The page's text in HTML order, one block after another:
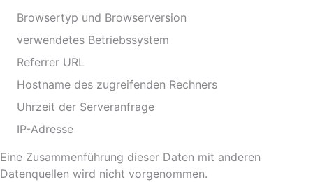
Browsertyp und Browserversion
verwendetes Betriebssystem
Referrer URL
Hostname des zugreifenden Rechners
Uhrzeit der Serveranfrage
IP-Adresse
Eine Zusammenführung dieser Daten mit anderen
Datenquellen wird nicht vorgenommen.